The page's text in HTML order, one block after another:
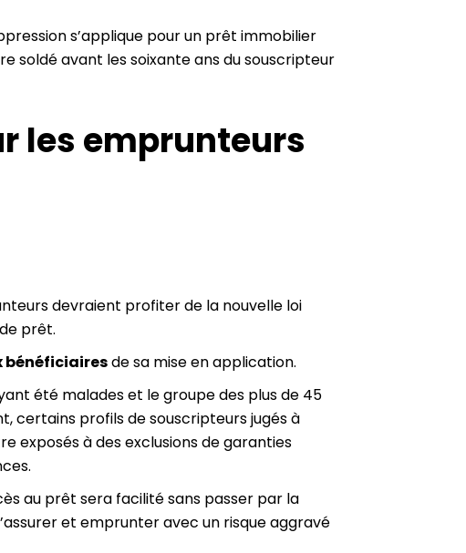
s’applique pour un prêt immobilier
soldé avant les soixante ans du souscripteur
les emprunteurs
devraient profiter de la nouvelle loi
prêt.
bénéficiairesde sa mise en application.
été malades et le groupe des plus de 45
certains profils de souscripteurs jugés à
exposés à des exclusions de garanties
au prêt sera facilité sans passer par la
et emprunter avec un risque aggravé